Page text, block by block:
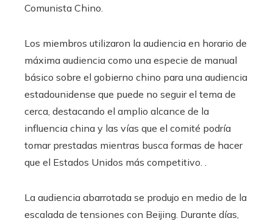
Comunista Chino.
Los miembros utilizaron la audiencia en horario de
máxima audiencia como una especie de manual
básico sobre el gobierno chino para una audiencia
estadounidense que puede no seguir el tema de
cerca, destacando el amplio alcance de la
influencia china y las vías que el comité podría
tomar prestadas mientras busca formas de hacer
que el Estados Unidos más competitivo. .
La audiencia abarrotada se produjo en medio de la
escalada de tensiones con Beijing. Durante días,